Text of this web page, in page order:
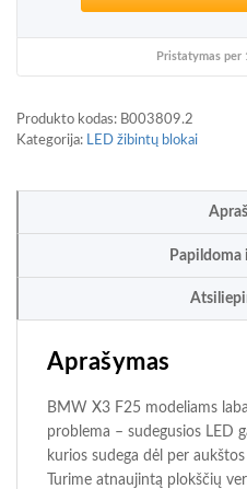
Pristatymas per
Produkto kodas: B003809.2
Kategorija:
LED žibintų blokai
Aprašymas
BMW X3 F25 modeliams
problema – sudegusios LED
kurios sudega dėl per
Turime atnaujintą plokščių